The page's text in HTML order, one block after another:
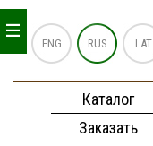
ENG RUS LAT
Каталог
Заказать
_
_
_